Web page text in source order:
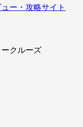
クルーズ